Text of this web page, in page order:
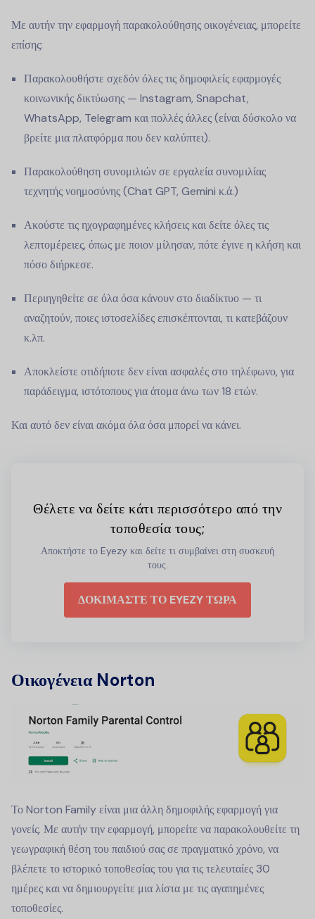
Με αυτήν την εφαρμογή παρακολούθησης οικογένειας, μπορείτε
επίσης:
Παρακολουθήστε σχεδόν όλες τις δημοφιλείς εφαρμογές
κοινωνικής δικτύωσης — Instagram, Snapchat,
WhatsApp, Telegram και πολλές άλλες (είναι δύσκολο να
βρείτε μια πλατφόρμα που δεν καλύπτει).
Παρακολούθηση συνομιλιών σε εργαλεία συνομιλίας
τεχνητής νοημοσύνης (Chat GPT, Gemini κ.ά.)
Ακούστε τις ηχογραφημένες κλήσεις και δείτε όλες τις
λεπτομέρειες, όπως με ποιον μίλησαν, πότε έγινε η κλήση και
πόσο διήρκεσε.
Περιηγηθείτε σε όλα όσα κάνουν στο διαδίκτυο — τι
αναζητούν, ποιες ιστοσελίδες επισκέπτονται, τι κατεβάζουν
κ.λπ.
Αποκλείστε οτιδήποτε δεν είναι ασφαλές στο τηλέφωνο, για
παράδειγμα, ιστότοπους για άτομα άνω των 18 ετών.
Και αυτό δεν είναι ακόμα όλα όσα μπορεί να κάνει.
Θέλετε να δείτε κάτι περισσότερο από την
τοποθεσία τους;
Αποκτήστε το Eyezy και δείτε τι συμβαίνει στη συσκευή
τους.
ΔΟΚΙΜΑΣΤΕ ΤΟ EYEZY ΤΩΡΑ
Οικογένεια Norton
Το Norton Family είναι μια άλλη δημοφιλής εφαρμογή για
γονείς. Με αυτήν την εφαρμογή, μπορείτε να παρακολουθείτε τη
γεωγραφική θέση του παιδιού σας σε πραγματικό χρόνο, να
βλέπετε το ιστορικό τοποθεσίας του για τις τελευταίες 30
ημέρες και να δημιουργείτε μια λίστα με τις αγαπημένες
τοποθεσίες.